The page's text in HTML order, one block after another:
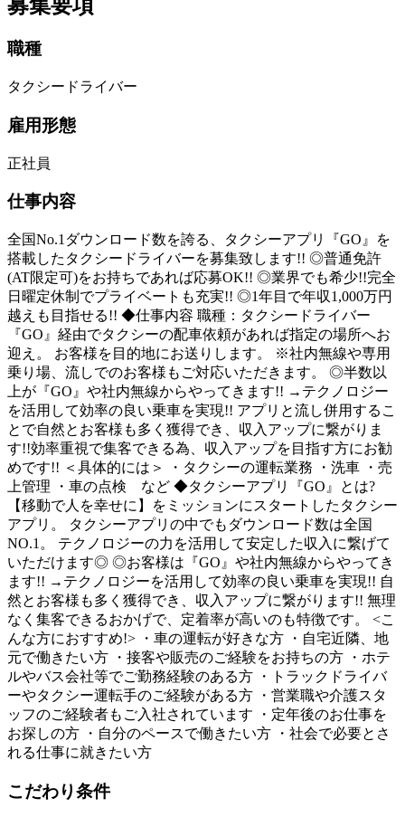
募集要項
職種
タクシードライバー
雇用形態
正社員
仕事内容
全国No.1ダウンロード数を誇る、タクシーアプリ『GO』を
搭載したタクシードライバーを募集致します!! ◎普通免許
(AT限定可)をお持ちであれば応募OK!! ◎業界でも希少!!完全
日曜定休制でプライベートも充実!! ◎1年目で年収1,000万円
越えも目指せる!! ◆仕事内容 職種：タクシードライバー
『GO』経由でタクシーの配車依頼があれば指定の場所へお
迎え。 お客様を目的地にお送りします。 ※社内無線や専用
乗り場、流しでのお客様もご対応いただきます。 ◎半数以
上が『GO』や社内無線からやってきます!! →テクノロジー
を活用して効率の良い乗車を実現!! アプリと流し併用するこ
とで自然とお客様も多く獲得でき、収入アップに繋がりま
す!!効率重視で集客できる為、収入アップを目指す方にお勧
めです!! ＜具体的には＞ ・タクシーの運転業務 ・洗車 ・売
上管理 ・車の点検 など ◆タクシーアプリ『GO』とは?
【移動で人を幸せに】をミッションにスタートしたタクシー
アプリ。 タクシーアプリの中でもダウンロード数は全国
NO.1。 テクノロジーの力を活用して安定した収入に繋げて
いただけます◎ ◎お客様は『GO』や社内無線からやってき
ます!! →テクノロジーを活用して効率の良い乗車を実現!! 自
然とお客様も多く獲得でき、収入アップに繋がります!! 無理
なく集客できるおかげで、定着率が高いのも特徴です。 <こ
んな方におすすめ!> ・車の運転が好きな方 ・自宅近隣、地
元で働きたい方 ・接客や販売のご経験をお持ちの方 ・ホテ
ルやバス会社等でご勤務経験のある方 ・トラックドライバ
ーやタクシー運転手のご経験がある方 ・営業職や介護スタ
ッフのご経験者もご入社されています ・定年後のお仕事を
お探しの方 ・自分のペースで働きたい方 ・社会で必要とさ
れる仕事に就きたい方
こだわり条件